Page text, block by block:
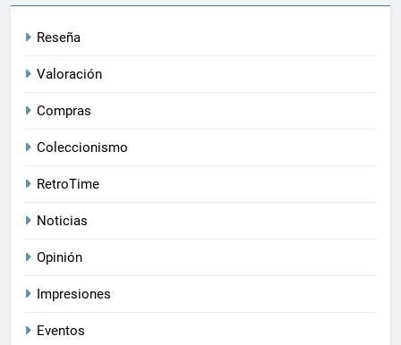
Reseña
Valoración
Compras
Coleccionismo
RetroTime
Noticias
Opinión
Impresiones
Eventos